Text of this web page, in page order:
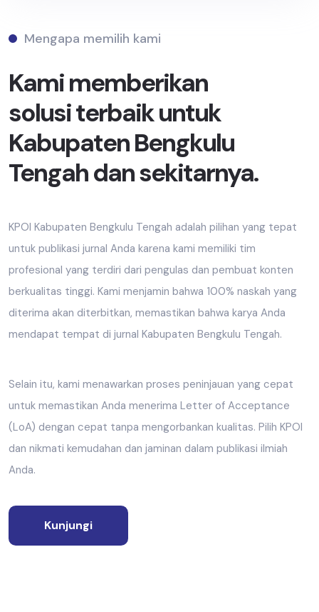
Mengapa memilih kami
Kami memberikan
solusi terbaik untuk
Kabupaten Bengkulu
Tengah dan sekitarnya.
KPOI Kabupaten Bengkulu Tengah adalah pilihan yang tepat
untuk publikasi jurnal Anda karena kami memiliki tim
profesional yang terdiri dari pengulas dan pembuat konten
berkualitas tinggi. Kami menjamin bahwa 100% naskah yang
diterima akan diterbitkan, memastikan bahwa karya Anda
mendapat tempat di jurnal Kabupaten Bengkulu Tengah.
Selain itu, kami menawarkan proses peninjauan yang cepat
untuk memastikan Anda menerima Letter of Acceptance
(LoA) dengan cepat tanpa mengorbankan kualitas. Pilih KPOI
dan nikmati kemudahan dan jaminan dalam publikasi ilmiah
Anda.
Kunjungi